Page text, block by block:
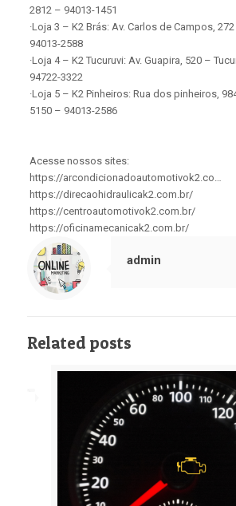
2812 – 94013-1451
·Loja 3 – K2 Brás: Av. Carlos de Campos,
94013-2588
·Loja 4 – K2 Tucuruvi: Av. Guapira, 520 –
94722-3322
·Loja 5 – K2 Pinheiros: Rua dos pinheiros,
5150 – 94013-2586
Acesse nossos sites:
https://arcondicionadoautomotivok2.co…
https://direcaohidraulicak2.com.br/
https://centroautomotivok2.com.br/
https://oficinamecanicak2.com.br/
admin
Related posts